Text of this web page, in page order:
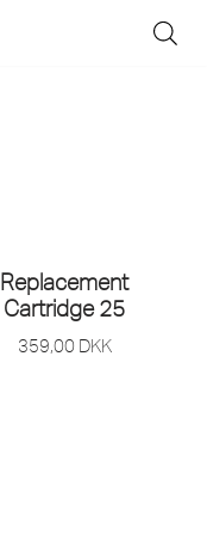
Replacement
Cartridge 25
359,00 DKK